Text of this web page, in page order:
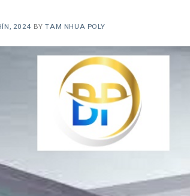
2024 BYTAM NHUA POLY